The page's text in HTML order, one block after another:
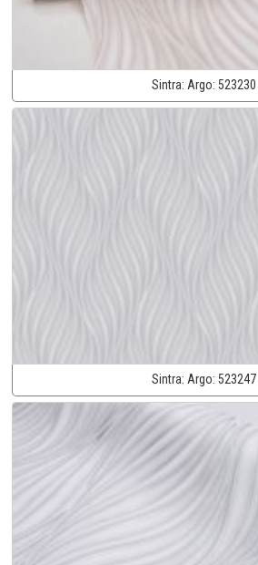
Sintra: Argo: 523230
Sintra: Argo: 523247